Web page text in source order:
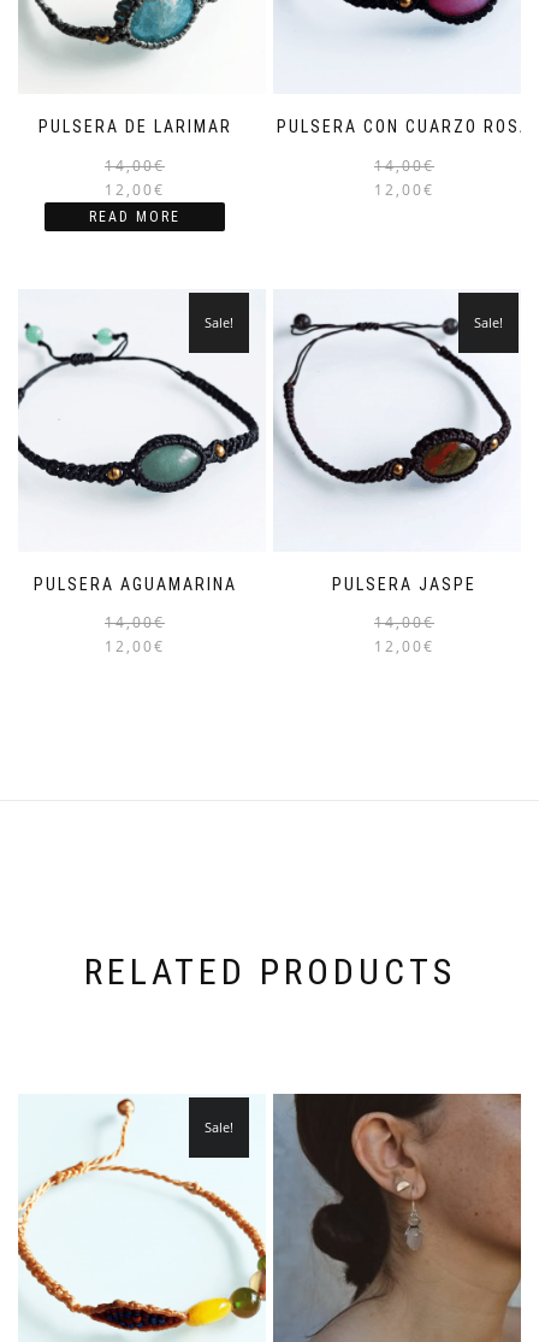
PULSERA DE LARIMAR
14,00€
12,00€
READ MORE
PULSERA CON CUARZO ROSA
14,00€
12,00€
PULSERA AGUAMARINA
Sale!
14,00€
12,00€
PULSERA JASPE
Sale!
14,00€
12,00€
RELATED PRODUCTS
Sale!